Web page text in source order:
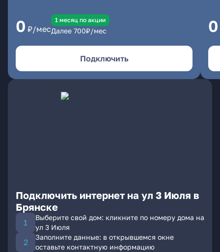
0 ₽/мес
1 месяц по акции
Далее 700₽/мес
Подключить
0
Подключить интернет на ул 3 Июля в
Брянске
Выберите свой дом: кликните по номеру дома на
ул 3 Июля
Заполните данные: в открывшемся окне
оставьте контактную информацию